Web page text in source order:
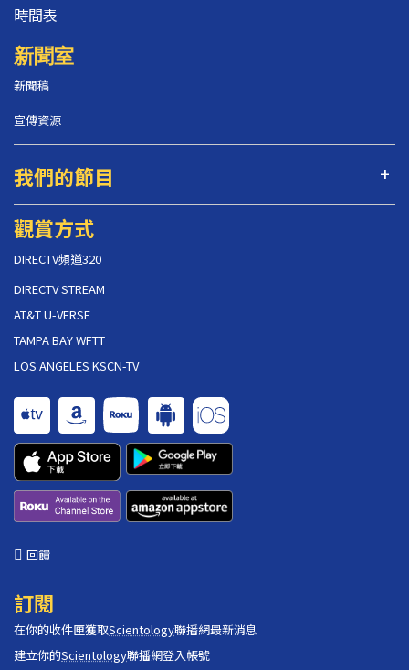
時間表
新聞室
新聞稿
宣傳資源
我們的節目
觀賞方式
DIRECTV頻道320
DIRECTV STREAM
AT&T U-VERSE
TAMPA BAY WFTT
LOS ANGELES KSCN-TV
回饋
訂閱
在你的收件匣獲取Scientology聯播網最新消息
建立你的Scientology聯播網登入帳號